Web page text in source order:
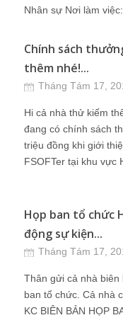
Nhân sự Nơi làm
Chính sách
thêm nhé!...
Tháng Tám 17,
Hi cả nhà thử kiếm
đang có chính sách
triệu đồng khi giới
FSOFTer tại khu vực
Họp ban tổ chức
động sự kiện...
Tháng Tám 17,
Thân gửi cả nhà
ban tổ chức. Cả nhà
KC BIÊN BẢN HỌP